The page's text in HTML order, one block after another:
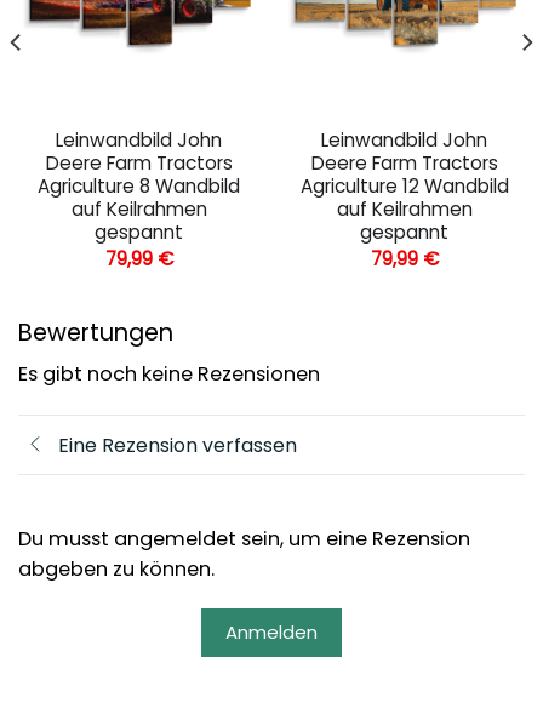
Leinwandbild John
Deere Farm Tractors
Agriculture 8 Wandbild
auf Keilrahmen
gespannt
79,99 €
Leinwandbild John
Deere Farm Tractors
Agriculture 12 Wandbild
auf Keilrahmen
gespannt
79,99 €
Bewertungen
Es gibt noch keine Rezensionen
Eine Rezension verfassen
Du musst angemeldet sein, um eine Rezension
abgeben zu können.
Anmelden